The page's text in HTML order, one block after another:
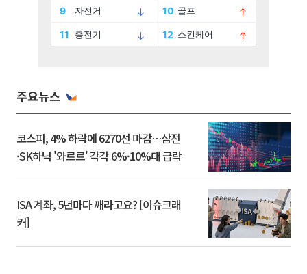
주요뉴스
코스피, 4% 하락에 6270선 마감…삼전
·SK하닉 '와르르' 각각 6%·10%대 급락
ISA 계좌, 5년마다 깨라고요? [이슈크래
커]